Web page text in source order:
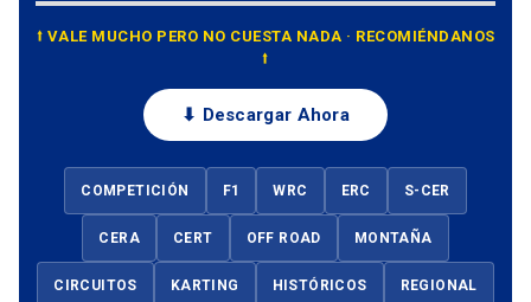
⭡ VALE MUCHO PERO NO CUESTA NADA · RECOMIÉNDANOS
⭡
⬇ Descargar Ahora
COMPETICIÓN F1 WRC ERC S-CER
CERA CERT OFF ROAD MONTAÑA
CIRCUITOS KARTING HISTÓRICOS REGIONAL